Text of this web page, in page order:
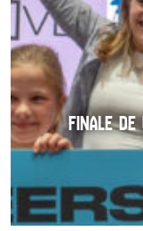
FINALE DE